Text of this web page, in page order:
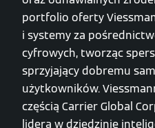
portfolio oferty
i systemy za
cyfrowych, tworząc
sprzyjający dobremu
użytkowników.
częścią Carrier Global
lidera w dziedzinie